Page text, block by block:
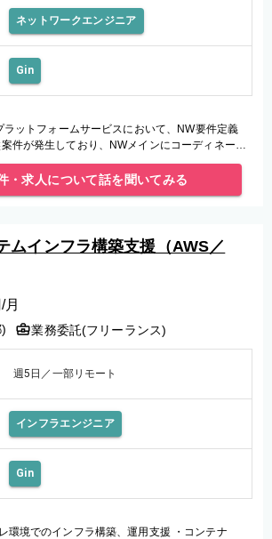
ネットワークエンジニア
Gin
ラットフォームサービスにおいて、NW要件定義
件が発生しており、NWメインにコーディネート
務をご担当していただきます。
・求人について話を聞いてみる
ムインフラ構築支援（AWS／
月
) 業務委託(フリーランス)
週5日／一部リモート
インフラエンジニア
Gin
でのインフラ構築、運用支援 ・コンテナ